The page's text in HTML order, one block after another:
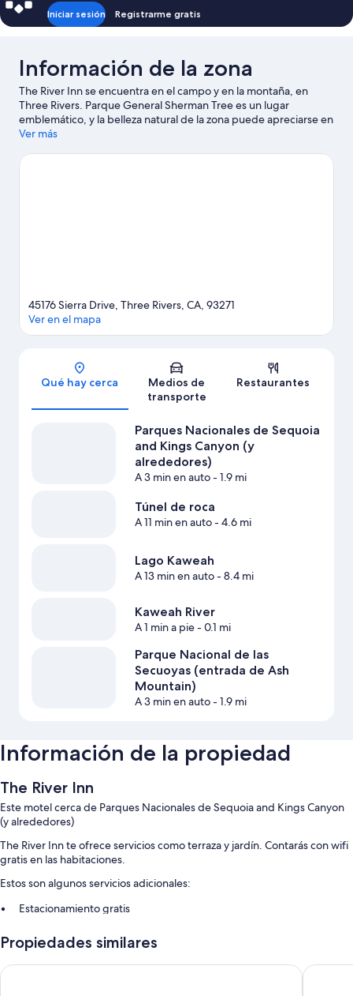
Iniciar sesión Registrarme gratis
Información de la zona
The River Inn se encuentra en el campo y en la montaña, en
Three Rivers. Parque General Sherman Tree es un lugar
emblemático, y la belleza natural de la zona puede apreciarse en
Parque Nacional de las Secuoyas (entrada de Ash Mountain) y
alrededores).
Ver más
Sección del mapa
45176 Sierra Drive, Three Rivers, CA, 93271
Ver en el mapa
Qué hay cerca
Medios de
transporte
Restaurantes
Parques Nacionales de Sequoia
and Kings Canyon (y
alrededores)
A 3 min en auto- 1.9 mi
Túnel de roca
A 11 min en auto- 4.6 mi
Lago Kaweah
A 13 min en auto- 8.4 mi
Kaweah River
A 1 min a pie- 0.1 mi
Parque Nacional de las
Secuoyas (entrada de Ash
Mountain)
A 3 min en auto- 1.9 mi
Información de la propiedad
The River Inn
Este motel cerca de Parques Nacionales de Sequoia and Kings Canyon
(y alrededores)
The River Inn te ofrece servicios como terraza y jardín. Contarás con wifi
gratis en las habitaciones.
Estos son algunos servicios adicionales:
Estacionamiento gratis
Las personas comparten muy buenas opiniones sobre aspectos
como la ubicación
Propiedades similares
Western Holiday Lodge Three Rivers Comfort